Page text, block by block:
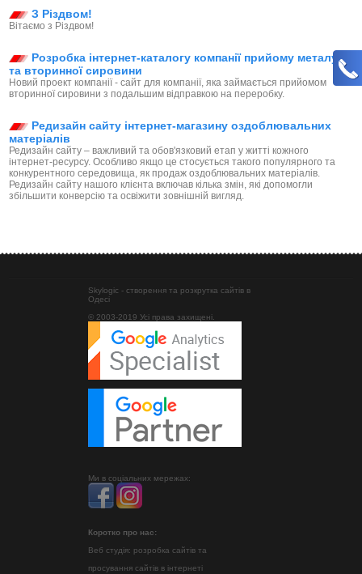
З Різдвом!
Вітаємо з Різдвом!
Розробка інтернет-каталогу компанії прийому металу
та вторинної сировини
Новий проект компанії - сайт для компанії, яка займається прийомом
вторинної сировини з подальшим відправкою на переробку.
Редизайн сайту інтернет-магазину оздоблювальних
матеріалів
Редизайн сайту – важливий та обов'язковий етап у житті кожного
інтернет-ресурсу. Особливо якщо це стосується такого популярного та
конкурентного середовища, як продаж оздоблювальних матеріалів.
Редизайн сайту нашого клієнта включав кілька змін, які допомогли
збільшити конверсію та освіжити зовнішній вигляд.
Skylogic - створення та розкрутка сайтів в
Одесі
© 2003-2019 Усі права захищені.
Ми в соціальних мережах:
Коротко про нас:
Веб студія: розробка сайтів та
просування сайтів в інтернеті